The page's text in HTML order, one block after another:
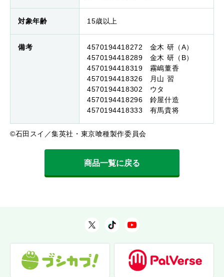
対象年齢 15歳以上
備考
4570194418272 金木 研（A）
4570194418289 金木 研（B）
4570194418319 霧嶋董香
4570194418326 月山 習
4570194418302 ウタ
4570194418296 鈴屋什造
4570194418333 有馬貴将
©石田スイ／集英社・東京喰種製作委員会
商品一覧に戻る